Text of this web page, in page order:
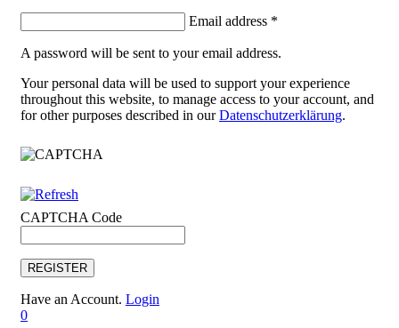
Email address *
A password will be sent to your email address.
Your personal data will be used to support your experience
throughout this website, to manage access to your account, and
for other purposes described in ourDatenschutzerklärung.
CAPTCHA Code
REGISTER
Have an Account. Login
0